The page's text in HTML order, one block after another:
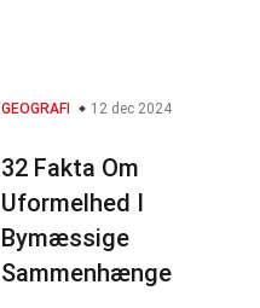
GEOGRAFI 12 dec 2024
32 Fakta Om
Uformelhed I
Bymæssige
Sammenhænge